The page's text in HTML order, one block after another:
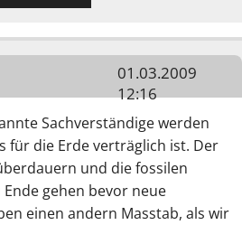
01.03.2009
12:16
Sachverständige werden
für die Erde verträglich ist. Der
und die fossilen
gehen bevor neue
einen andern Masstab, als wir